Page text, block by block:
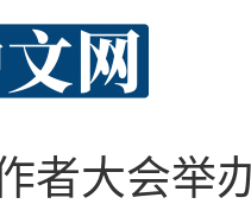
者大会举